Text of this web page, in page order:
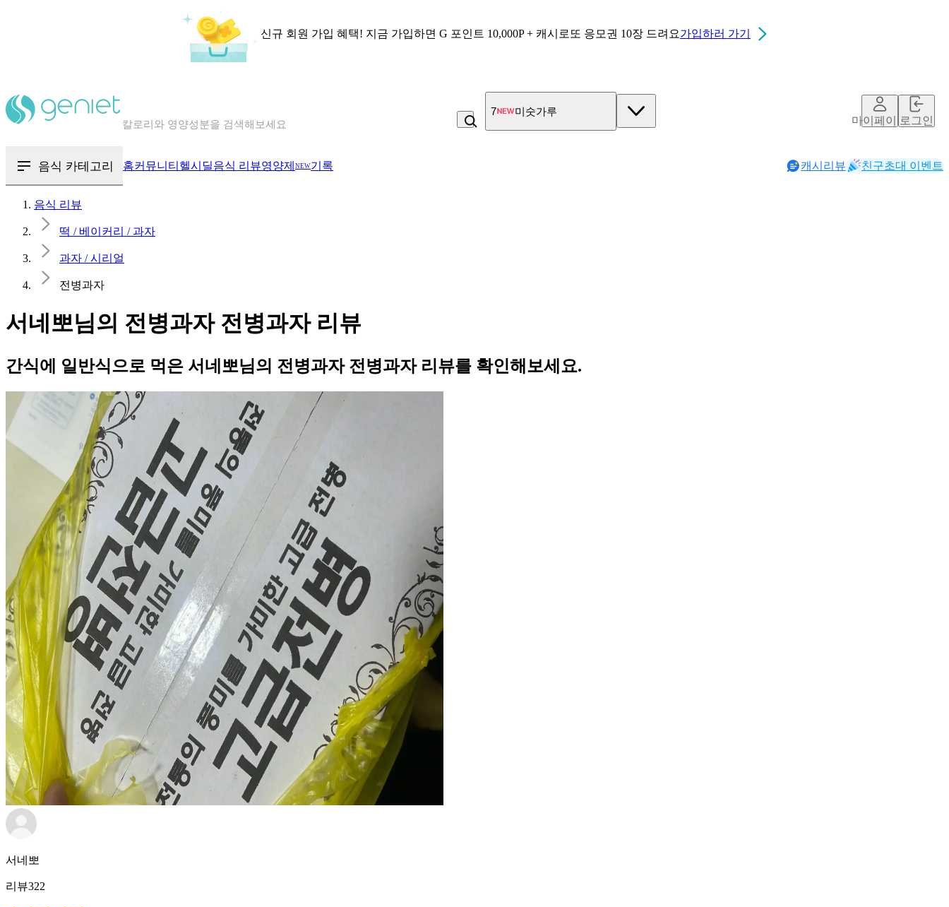
신규 회원 가입 혜택! 지금 가입하면 G 포인트 10,000P + 캐시로또 응모권 10장 드려요가입하러 가기
혈당 · 다이어트 음식 검색해보세요
7 미숫가루
마이페이지로그인
음식 카테고리 홈커뮤니티 헬시딜음식 리뷰영양제 NEW기록 캐시리뷰 친구초대 이벤트
음식 리뷰
떡 / 베이커리 / 과자
과자 / 시리얼
전병과자
서네뽀님의 전병과자 전병과자 리뷰
간식에 일반식으로 먹은 서네뽀님의 전병과자 전병과자 리뷰를 확인해보세요.
서네뽀
리뷰322